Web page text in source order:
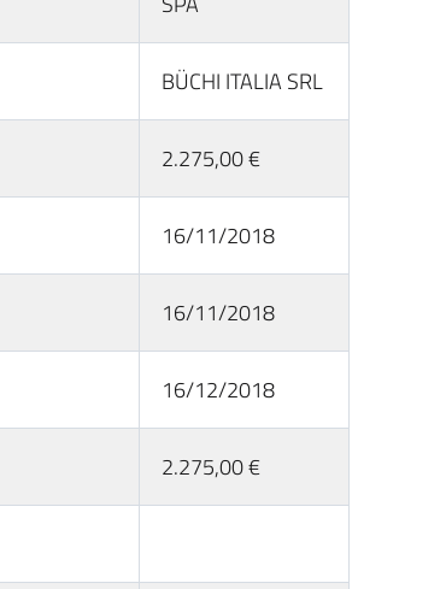
BÜCHI ITALIA SRL
2.275,00 €
16/11/2018
16/11/2018
16/12/2018
2.275,00 €